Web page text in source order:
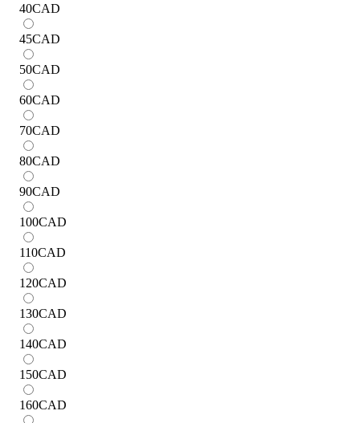
40CAD
45CAD
50CAD
60CAD
70CAD
80CAD
90CAD
100CAD
110CAD
120CAD
130CAD
140CAD
150CAD
160CAD